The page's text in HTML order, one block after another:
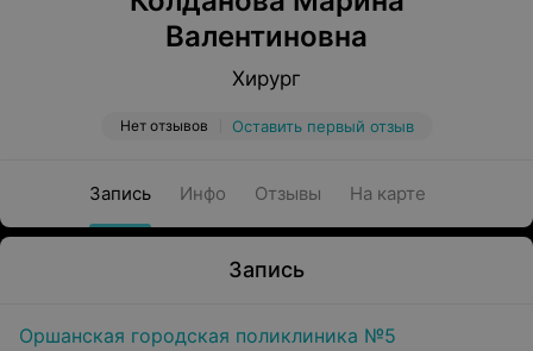
Валентиновна
Хирург
Нет отзывов Оставить первый отзыв
Запись Инфо Отзывы На карте
Запись
Оршанская городская поликлиника №5